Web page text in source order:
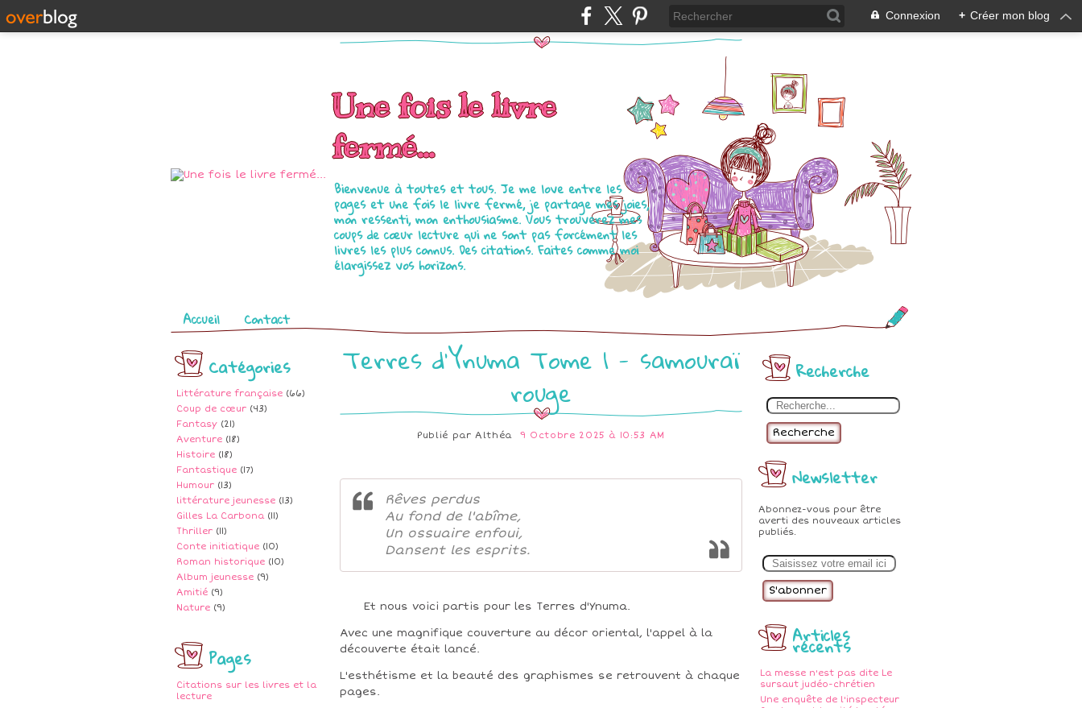
Connexion + Créer mon blog
Une fois le livre
fermé...
Bienvenue à toutes et tous. Je me love entre les
pages et une fois le livre fermé, je partage mes joies,
mon ressenti, mon enthousiasme. Vous trouverez mes
coups de cœur lecture qui ne sont pas forcément les
livres les plus connus. Des citations. Faites comme moi
élargissez vos horizons.
Pages
Accueil Contact
Catégories
Littérature française (66)
Coup de cœur (43)
Fantasy (21)
Aventure (18)
Histoire (18)
Fantastique (17)
Humour (13)
littérature jeunesse (13)
Gilles La Carbona (11)
Thriller (11)
Conte initiatique (10)
Roman historique (10)
Album jeunesse (9)
Amitié (9)
Nature (9)
Pages
Citations sur les livres et la
lecture
Recherche
Recherche
Newsletter
Abonnez-vous pour être
averti des nouveaux articles
publiés.
m
Articles
récents
La messe n'est pas dite Le
sursaut judéo-chrétien
Une enquête de l'inspecteur
Terres d'Ynuma Tome 1 - samouraï
rouge
Publié parAlthéa 9 Octobre 2025 à 10:53 AM
Rêves perdus
Au fond de l'abîme,
Un ossuaire enfoui,
Dansent les esprits.
Et nous voici partis pour les Terres d'Ynuma.
Avec une magnifique couverture au décor oriental, l'appel à la
découverte était lancé.
L'esthétisme et la beauté des graphismes se retrouvent à chaque
pages.